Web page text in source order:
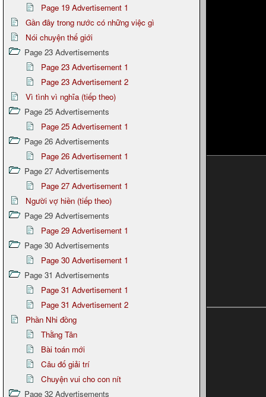
Page 19 Advertisement 1
Gần đây trong nước có những việc gì
Nói chuyện thế giới
Page 23 Advertisements
Page 23 Advertisement 1
Page 23 Advertisement 2
Vì tình vì nghĩa (tiếp theo)
Page 25 Advertisements
Page 25 Advertisement 1
Page 26 Advertisements
Page 26 Advertisement 1
Page 27 Advertisements
Page 27 Advertisement 1
Người vợ hiền (tiếp theo)
Page 29 Advertisements
Page 29 Advertisement 1
Page 30 Advertisements
Page 30 Advertisement 1
Page 31 Advertisements
Page 31 Advertisement 1
Page 31 Advertisement 2
Phần Nhi đồng
Thằng Tân
Bài toán mới
Câu đố giải trí
Chuyện vui cho con nít
Page 32 Advertisements